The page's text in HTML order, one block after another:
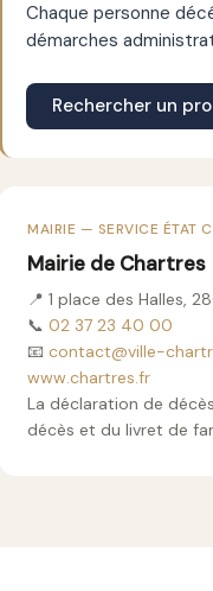
Chaque personne
démarches
Rechercher un
MAIRIE — SERVICE ÉTAT
Mairie de Chartres
📍 1 place des Halles,
📞 02 37 23 40 00
📧 contact@ville-
www.chartres.fr
La déclaration de
décès et du livret de